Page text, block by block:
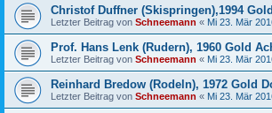
Christof Duffner (Skispringen),1994
Letzter Beitrag von Schneemann « Mi 23. Mär
Prof. Hans Lenk (Rudern), 1960 Gold
Letzter Beitrag von Schneemann « Mi 23. Mär
Reinhard Bredow (Rodeln), 1972 Gold
Letzter Beitrag von Schneemann « Mi 23. Mär